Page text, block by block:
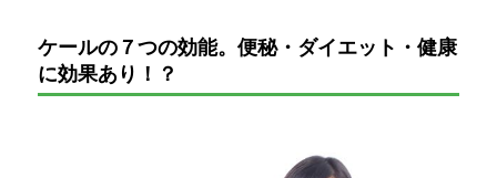
ケールの７つの効能。便秘・ダイエット・健康
に効果あり！？